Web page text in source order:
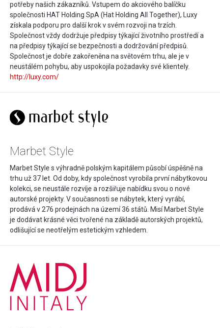
potřeby našich zákazníků. Vstupem do akciového balíčku
společnosti HAT Holding SpA (Hat Holding All Together), Luxy
získala podporu pro další krok v svém rozvoji na trzích.
Společnost vždy dodržuje předpisy týkající životního prostředí a
na předpisy týkající se bezpečnosti a dodržování předpisů.
Společnost je dobře zakořeněna na světovém trhu, ale je v
neustálém pohybu, aby uspokojila požadavky své klientely.
http://luxy.com/
Marbet Style
Marbet Style s výhradně polským kapitálem působí úspěšně na
trhu už 37 let. Od doby, kdy společnost vyrobila první nábytkovou
kolekci, se neustále rozvíje a rozšiřuje nabídku svou o nové
autorské projekty. V současnosti se nábytek, který vyrábí,
prodává v 276 prodejnách na území 36 států. Misí Marbet Style
je dodávat krásné věci tvořené na základě autorských projektů,
odlišující se neotřelým estetickým vzhledem.